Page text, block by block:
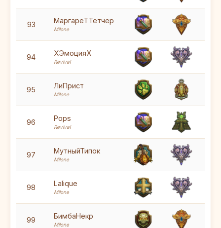
93 МаргареТТетчер
Milone
94 ХЭмоцияХ
Revival
95 ЛиПрист
Milone
96 Pops
Revival
97 МутныйТипок
Milone
98 Lalique
Milone
99 БимбаНекр
Milone